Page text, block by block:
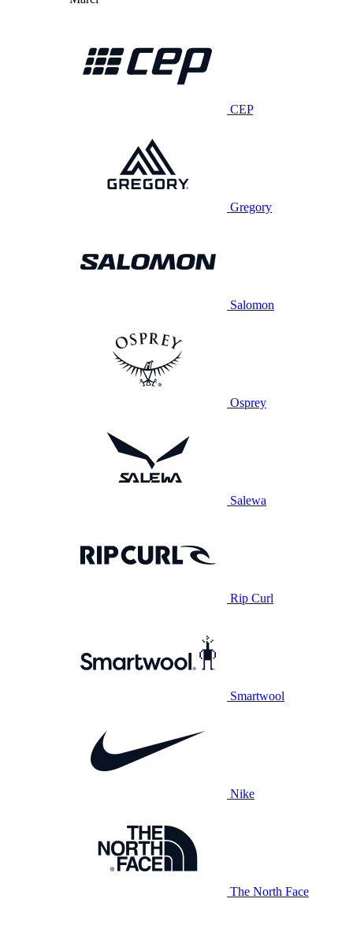
CEP
Gregory
Salomon
Osprey
Salewa
Rip Curl
Smartwool
Nike
The North Face